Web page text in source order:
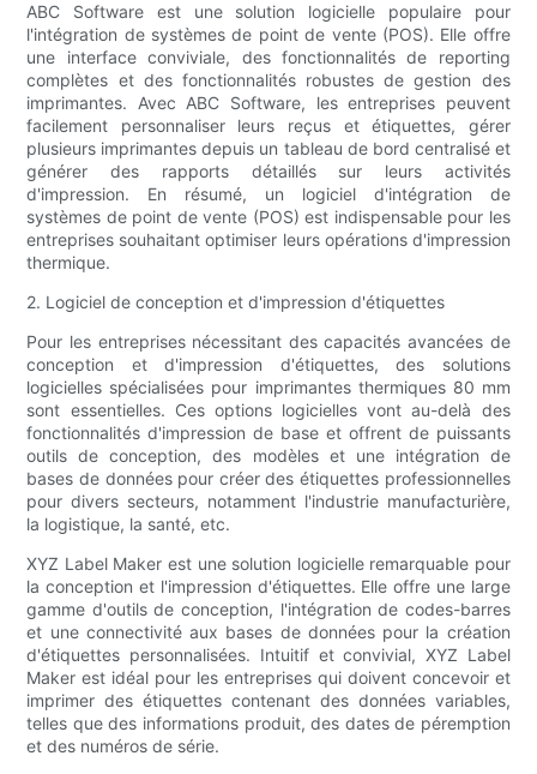
ABC Software est une solution logicielle populaire pour
l'intégration de systèmes de point de vente (POS). Elle offre
une interface conviviale, des fonctionnalités de reporting
complètes et des fonctionnalités robustes de gestion des
imprimantes. Avec ABC Software, les entreprises peuvent
facilement personnaliser leurs reçus et étiquettes, gérer
plusieurs imprimantes depuis un tableau de bord centralisé et
générer des rapports détaillés sur leurs activités
d'impression. En résumé, un logiciel d'intégration de
systèmes de point de vente (POS) est indispensable pour les
entreprises souhaitant optimiser leurs opérations d'impression
thermique.
2. Logiciel de conception et d'impression d'étiquettes
Pour les entreprises nécessitant des capacités avancées de
conception et d'impression d'étiquettes, des solutions
logicielles spécialisées pour imprimantes thermiques 80 mm
sont essentielles. Ces options logicielles vont au-delà des
fonctionnalités d'impression de base et offrent de puissants
outils de conception, des modèles et une intégration de
bases de données pour créer des étiquettes professionnelles
pour divers secteurs, notamment l'industrie manufacturière,
la logistique, la santé, etc.
XYZ Label Maker est une solution logicielle remarquable pour
la conception et l'impression d'étiquettes. Elle offre une large
gamme d'outils de conception, l'intégration de codes-barres
et une connectivité aux bases de données pour la création
d'étiquettes personnalisées. Intuitif et convivial, XYZ Label
Maker est idéal pour les entreprises qui doivent concevoir et
imprimer des étiquettes contenant des données variables,
telles que des informations produit, des dates de péremption
et des numéros de série.